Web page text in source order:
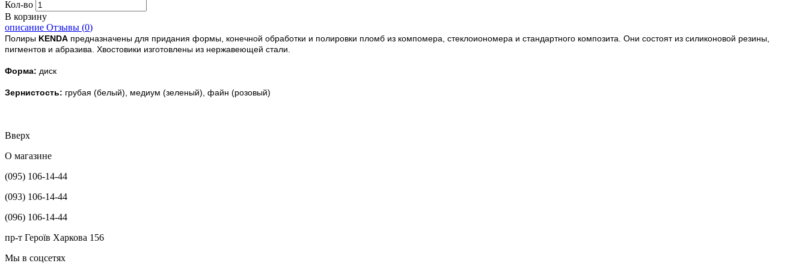
Кол-во
В корзину
описание Отзывы (0)
Полиры KENDA предназначены для придания формы, конечной обработки и полировки пломб из компомера, стеклоиономера и стандартного композита. Они состоят из силиконовой резины,
пигментов и абразива. Хвостовики изготовлены из нержавеющей стали.
Форма: диск
Зернистость: грубая (белый), медиум (зеленый), файн (розовый)
Вверх
О магазине
(095) 106-14-44
(093) 106-14-44
(096) 106-14-44
пр-т Героїв Харкова 156
Мы в соцсетях